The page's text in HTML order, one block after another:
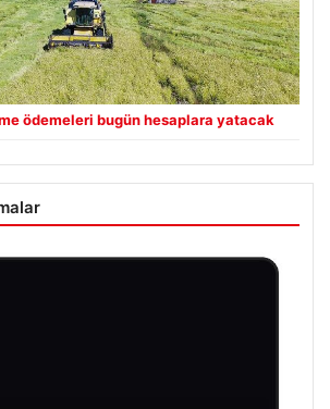
ödemeleri bugün hesaplara yatacak